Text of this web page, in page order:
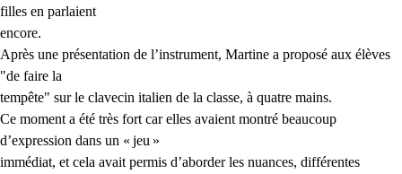
filles en parlaient
encore.
Après une présentation de l’instrument, Martine a proposé aux élèves
"de faire la
tempête" sur le clavecin italien de la classe, à quatre mains.
Ce moment a été très fort car elles avaient montré beaucoup
d’expression dans un « jeu »
immédiat, et cela avait permis d’aborder les nuances, différentes